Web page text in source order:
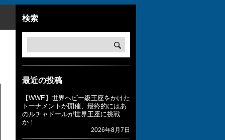
検索
最近の投稿
【WWE】世界ヘビー級王座をかけた
トーナメントが開催、最終的にはあ
のルチャドールが世界王座に挑戦
か！
2026年8月7日